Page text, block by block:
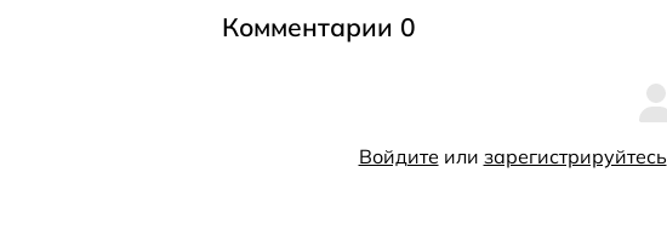
Комментарии 0
Войдите или зарегистрируйтесь